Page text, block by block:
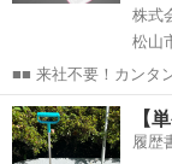
株式
松山
■■ 来社不要！カンタ
事紹介> で、来社な
電話で希望を伝える
あります♪ ご希...
愛媛 松山市
【
履歴